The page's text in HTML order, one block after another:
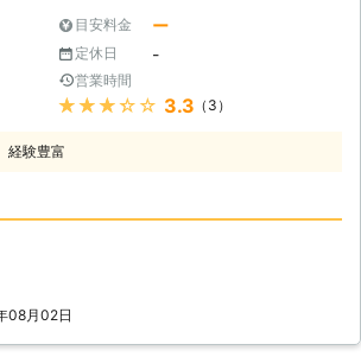
っ！これが原因かも！」という例は、
ありましたでしょうか。このような状
況を避けるためにも、参考にしてみて
くださいませ。 ●ジャンプスタート
による復旧！適切な作業で迅速に車を
動かします 弊社はお客様の車を、ジ
とは、車にエンジンを動かす程度の電
救護車を用意（以後ジャンプスタータ
ーで統一） ②ジャンプスターターを
ク・バッテリー上がりなど、車に関す
るトラブルは多いです。 その中でも
車のバッテリー上がりに関する問題
は、依頼数の最も多いトラブルです。
外出先で突然エンジンが動かなくなっ
急にそのようなトラブルが発生してし
い」 このような症状が出た際は、車
目安料金 ー
定休日 -
営業時間
★★★★★ 3.3 （3）
経験豊富
08月02日